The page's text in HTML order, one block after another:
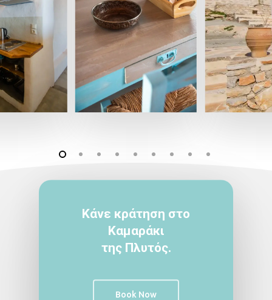
Κάνε κράτηση στο
Καμαράκι
της Πλυτός.
Book Now